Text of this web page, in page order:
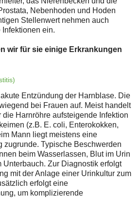
Nebenhoden und Hoden
Stellenwert nehmen auch
ein.
wir für sie einige Erkrankungen
Entzündung der Harnblase. Die
bei Frauen auf. Meist handelt
Harnröhre aufsteigende Infektion
(z.B. E. coli, Enterokokken,
Mann liegt meistens eine
zugrunde. Typische Beschwerden
beim Wasserlassen, Blut im Urin
Unterbauch. Zur Diagnostik erfolgt
mit der Anlage einer Urinkultur zum
erfolgt eine
um komplizierende